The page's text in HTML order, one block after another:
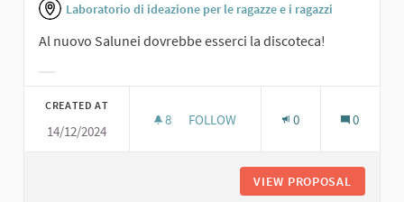
Laboratorio di ideazione per le ragazze e i ragazzi
Al nuovo Salunei dovrebbe esserci la discoteca!
CREATED AT
14/12/2024
8 8 FOLLOWERS
FOLLOW 0 0
VIEW PROPOSAL